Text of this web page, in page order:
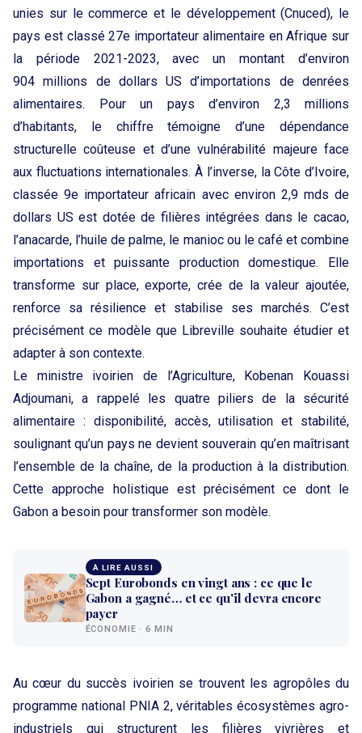
unies sur le commerce et le développement (Cnuced), le
pays est classé 27e importateur alimentaire en Afrique sur
la période 2021-2023, avec un montant d’environ
904 millions de dollars US d’importations de denrées
alimentaires. Pour un pays d’environ 2,3 millions
d’habitants, le chiffre témoigne d’une dépendance
structurelle coûteuse et d’une vulnérabilité majeure face
aux fluctuations internationales. À l’inverse, la Côte d’Ivoire,
classée 9e importateur africain avec environ 2,9 mds de
dollars US est dotée de filières intégrées dans le cacao,
l’anacarde, l’huile de palme, le manioc ou le café et combine
importations et puissante production domestique. Elle
transforme sur place, exporte, crée de la valeur ajoutée,
renforce sa résilience et stabilise ses marchés. C’est
précisément ce modèle que Libreville souhaite étudier et
adapter à son contexte.
Le ministre ivoirien de l’Agriculture, Kobenan Kouassi
Adjoumani, a rappelé les quatre piliers de la sécurité
alimentaire : disponibilité, accès, utilisation et stabilité,
soulignant qu’un pays ne devient souverain qu’en maîtrisant
l’ensemble de la chaîne, de la production à la distribution.
Cette approche holistique est précisément ce dont le
Gabon a besoin pour transformer son modèle.
À LIRE AUSSI
Sept Eurobonds en vingt ans : ce que le
Gabon a gagné… et ce qu'il devra encore
payer
ÉCONOMIE · 6 MIN
Au cœur du succès ivoirien se trouvent les agropôles du
programme national PNIA 2, véritables écosystèmes agro-
industriels qui structurent les filières vivrières et